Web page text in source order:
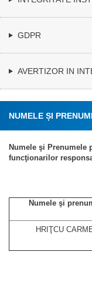
GDPR
AVERTIZOR IN
NUMELE ȘI
PENTRU LEGEA
Numele şi Prenumele
funcţionarilor
Numele şi
HRIŢCU